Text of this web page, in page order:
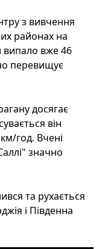
з вивчення
районах на
випало вже 46
перевищує
досягає
він
год. Вчені
значно
та рухається
і Південна